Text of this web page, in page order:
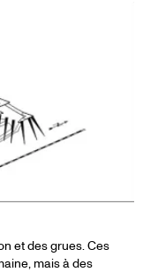
et des grues. Ces
mais à des